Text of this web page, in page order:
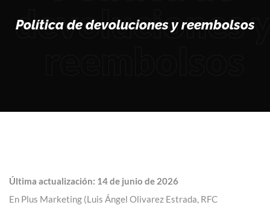
devoluciones
Política de devoluciones y reembolsos
Última actualización: 14 de junio de 2026
En Plus Marketing (Luis Ángel Olivarez Estrada, RFC